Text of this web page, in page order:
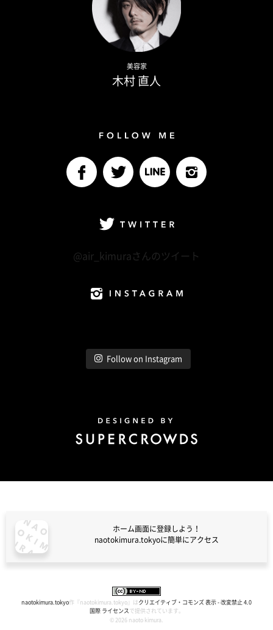
美容家
木村 直人
@air_kimuraさんのツイート
Follow on Instagram
ホーム画面に登録しよう！
naotokimura.tokyoに簡単にアクセス
naotokimura.tokyo作『 naotokimura.tokyo 』は クリエイティブ・コモンズ 表示 - 改変禁止 4.0
国際 ライセンス で提供されています。
© 2026 naoto kimura.